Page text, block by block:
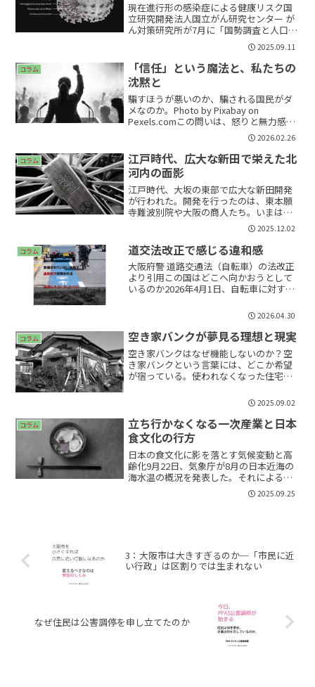
現在進行形の感染症による健康リスク国
立研究開発法人国立がん研究センター が
ん対策研究所が7月に「国勢調査と人口動
態統計の新たなリンケージ手法を開発
COVID-19死亡率の社会人口学的特徴を初
めて分析」という研究結果を発表した。
内容は、新型...
2025.09.11
コラム
「信任」という魔法と、私たちの
沈黙と
騙すほうが悪いのか、騙される国民がダ
メなのか。Photo by Pixabay on
Pexels.comこの問いは、怒りと無力感が
混ざったときにふと口をついて出る言葉
である。だが、その二項対立に乗った瞬
間、思考は止まる。政治の側の欺瞞か、...
2026.02.26
コラム
江戸時代、広大な新田で栄えた北
河内の面影
江戸時代、大坂の東部で広大な新田開発
が行われた。開発を行ったのは、東本願
寺難波別院や大阪の商人たち。いまは広
大だった新田の姿はないが、新田開発の
歴史の面影を学ぶまちあるきに参加し
た。大東市は、大阪市の北東に隣接し大
阪府下では「北河内」という...
2025.12.02
コラム 道交法改正で感じる違和感
大阪府警 道路交通法（自転車）の法改正
より引用この国はどこへ向かおうとして
いるのか2026年4月1日、自転車に対する
が施行された。十六歳以上の自転車利用
者を対象に、信号無視や一時不停止、な
がらスマホといっ...
2026.04.30
コラム 空き家バンクが夢見る理想と現実
空き家バンクはなぜ機能しないのか？空
き家バンクという言葉には、どこか希望
が宿っている。使われなくなった住宅
き返す——そんな未来が描かれている。し
かし、現実はどうか。とくに大阪市のよ
うな都市部では、その理想...
2025.09.02
コラム
立ち行かなくなる一次産業と日本
食文化の行方
日本の食文化に影を落とす気候変動と高
齢化9月22日、気象庁が8月の日本近海の
海水温の概況を発表した。それによる
と、「オホーツク海南部、日本海、北海
道南東方では、海面水温が平年よりかな
2025.09.25
3：大阪市は大きすぎるのか─「市民に近
い行政」は区割りでは生まれない
なぜ住民は公害調停を申し立てたのか